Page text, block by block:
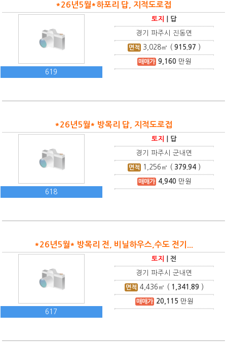
*26년5월*하포리 답, 지적도로접
619
토지 답
경기 파주시 진동면
면적 3,028㎡ (915.97 )
매매가 9,160만원
*26년5월* 방목리 답, 지적도로접
618
토지 답
경기 파주시 군내면
면적 1,256 ㎡ ( 379.94 )
매매가 4,940만원
*26년5월* 방목리 전, 비닐하우스,수도 전기...
617
토지 |전
경기 파주시 군내면
면적 4,436 ㎡ ( 1,341.89 )
매매가 20,115 만원